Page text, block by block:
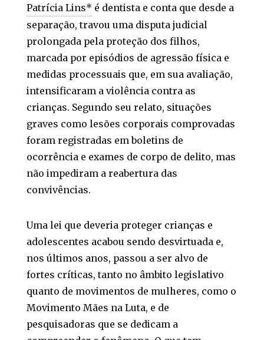
Patrícia Lins* é dentista e conta que desde a
separação, travou uma disputa judicial
prolongada pela proteção dos filhos,
marcada por episódios de agressão física e
medidas processuais que, em sua avaliação,
intensificaram a violência contra as
crianças. Segundo seu relato, situações
graves como lesões corporais comprovadas
foram registradas em boletins de
ocorrência e exames de corpo de delito, mas
não impediram a reabertura das
convivências.
Uma lei que deveria proteger crianças e
adolescentes acabou sendo desvirtuada e,
nos últimos anos, passou a ser alvo de
fortes críticas, tanto no âmbito legislativo
quanto de movimentos de mulheres, como o
Movimento Mães na Luta, e de
pesquisadoras que se dedicam a